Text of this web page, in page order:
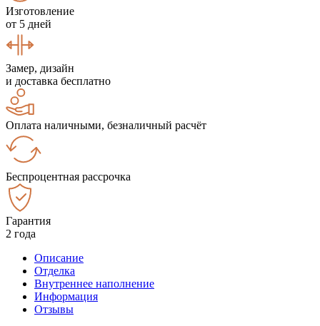
Изготовление
от 5 дней
Замер, дизайн
и доставка бесплатно
Оплата наличными, безналичный расчёт
Беспроцентная рассрочка
Гарантия
2 года
Описание
Отделка
Внутреннее наполнение
Информация
Отзывы